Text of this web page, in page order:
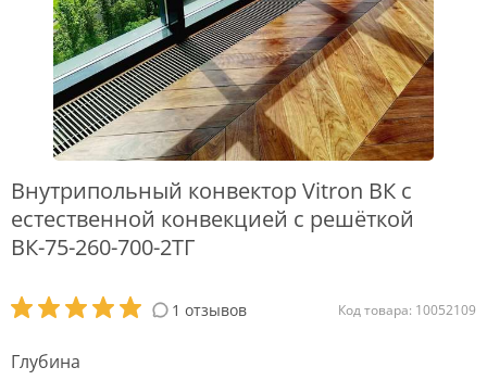
Внутрипольный конвектор Vitron ВК с
естественной конвекцией с решёткой
ВК-75-260-700-2ТГ
1 отзывов Код товара: 10052109
Глубина